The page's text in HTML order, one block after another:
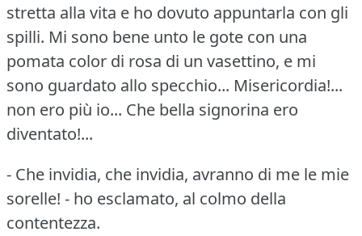
stretta alla vita e ho dovuto appuntarla con gli
spilli. Mi sono bene unto le gote con una
pomata color di rosa di un vasettino, e mi
sono guardato allo specchio... Misericordia!...
non ero più io... Che bella signorina ero
diventato!...
- Che invidia, che invidia, avranno di me le mie
sorelle! - ho esclamato, al colmo della
contentezza.